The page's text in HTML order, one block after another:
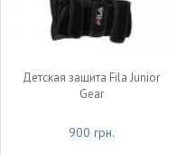
Детская защита Fila Junior
Gear
900 грн.